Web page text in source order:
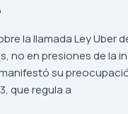
la llamada Ley Uber
no en presiones de la
su
que regula a